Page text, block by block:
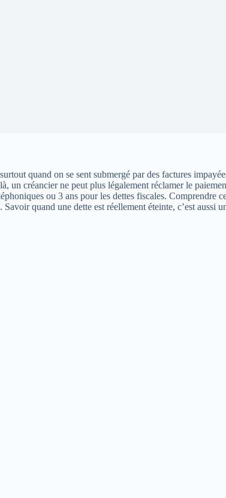
quand on se sent submergé par des factures
un créancier ne peut plus légalement réclamer le
ou 3 ans pour les dettes fiscales. Comprendre
quand une dette est réellement éteinte, c’est aussi